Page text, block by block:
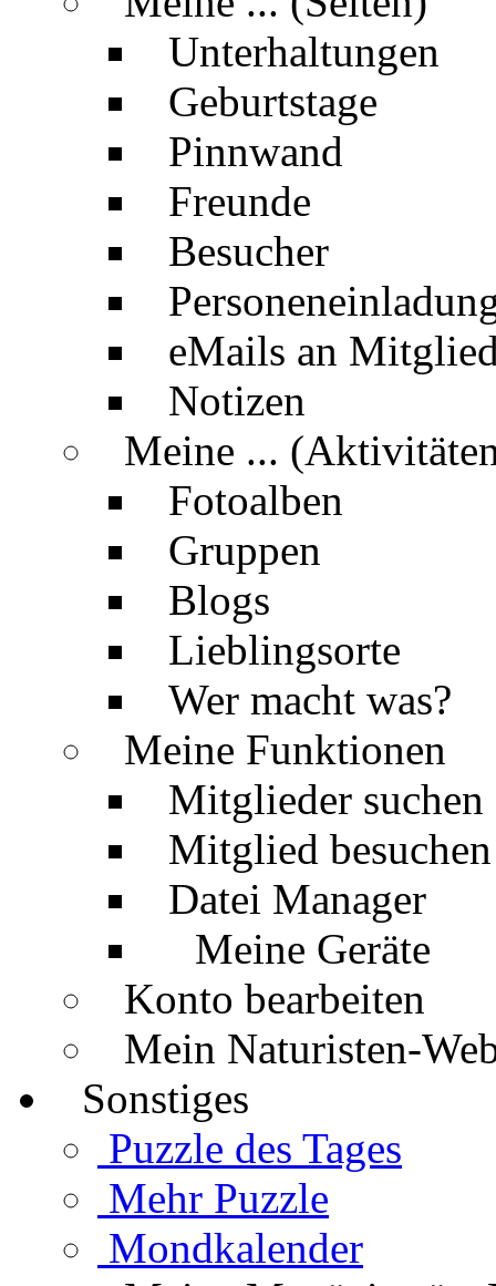
Unterhaltungen
Geburtstage
Pinnwand
Freunde
Besucher
eMails an
Notizen
Meine ...
Fotoalben
Gruppen
Blogs
Lieblingsorte
Wer macht was?
Meine Funktionen
Mitglieder suchen
Mitglied besuchen
Datei Manager
Meine Geräte
Konto bearbeiten
Mein Naturisten-
Sonstiges
Puzzle des Tages
Mehr Puzzle
Mondkalender